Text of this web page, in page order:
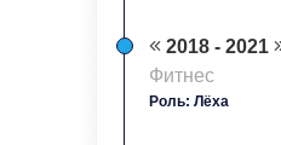
2018 - 2021
Фитнес
Роль: Лёха